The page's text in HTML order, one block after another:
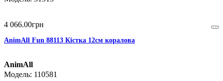
4 066.00грн
AnimAll Fun 88113 Кістка 12см коралова
AnimAll
110581